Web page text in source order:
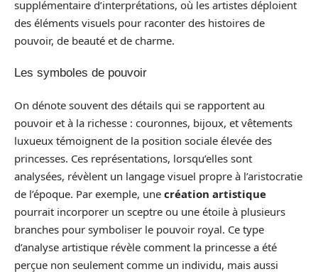
supplémentaire d’interprétations, où les artistes déploient
des éléments visuels pour raconter des histoires de
pouvoir, de beauté et de charme.
Les symboles de pouvoir
On dénote souvent des détails qui se rapportent au
pouvoir et à la richesse : couronnes, bijoux, et vêtements
luxueux témoignent de la position sociale élevée des
princesses. Ces représentations, lorsqu’elles sont
analysées, révèlent un langage visuel propre à l’aristocratie
de l’époque. Par exemple, une création artistique
pourrait incorporer un sceptre ou une étoile à plusieurs
branches pour symboliser le pouvoir royal. Ce type
d’analyse artistique révèle comment la princesse a été
perçue non seulement comme un individu, mais aussi